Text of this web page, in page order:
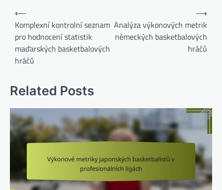
Post
navigation
⟵
Komplexní kontrolní seznam
pro hodnocení statistik
maďarských basketbalových
hráčů
Analýza výkonových metrik
německých basketbalových
hráčů
⟶
Related Posts